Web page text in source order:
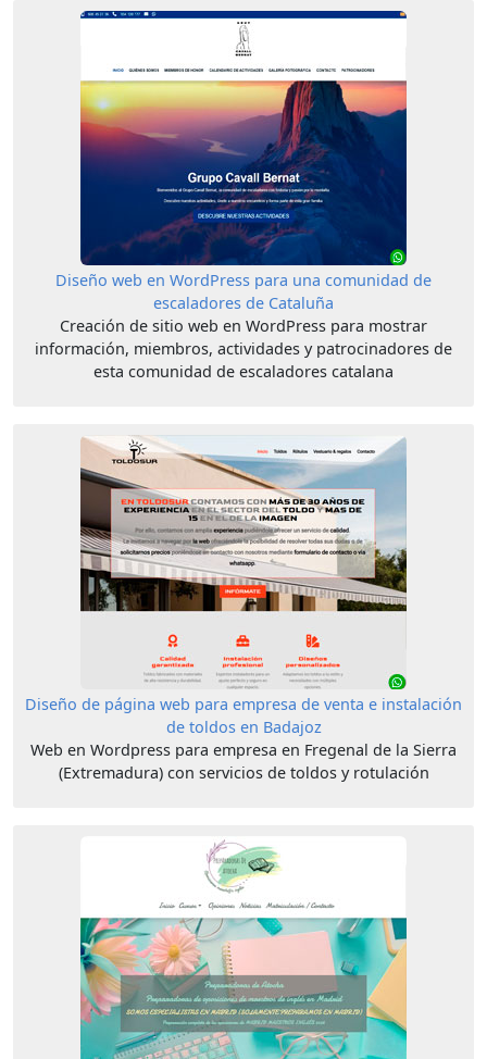
Diseño web en WordPress para una comunidad de
escaladores de Cataluña
Creación de sitio web en WordPress para mostrar
información, miembros, actividades y patrocinadores de
esta comunidad de escaladores catalana
Diseño de página web para empresa de venta e instalación
de toldos en Badajoz
Web en Wordpress para empresa en Fregenal de la Sierra
(Extremadura) con servicios de toldos y rotulación